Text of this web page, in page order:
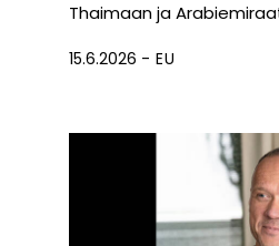
Thaimaan ja
15.6.2026 EU